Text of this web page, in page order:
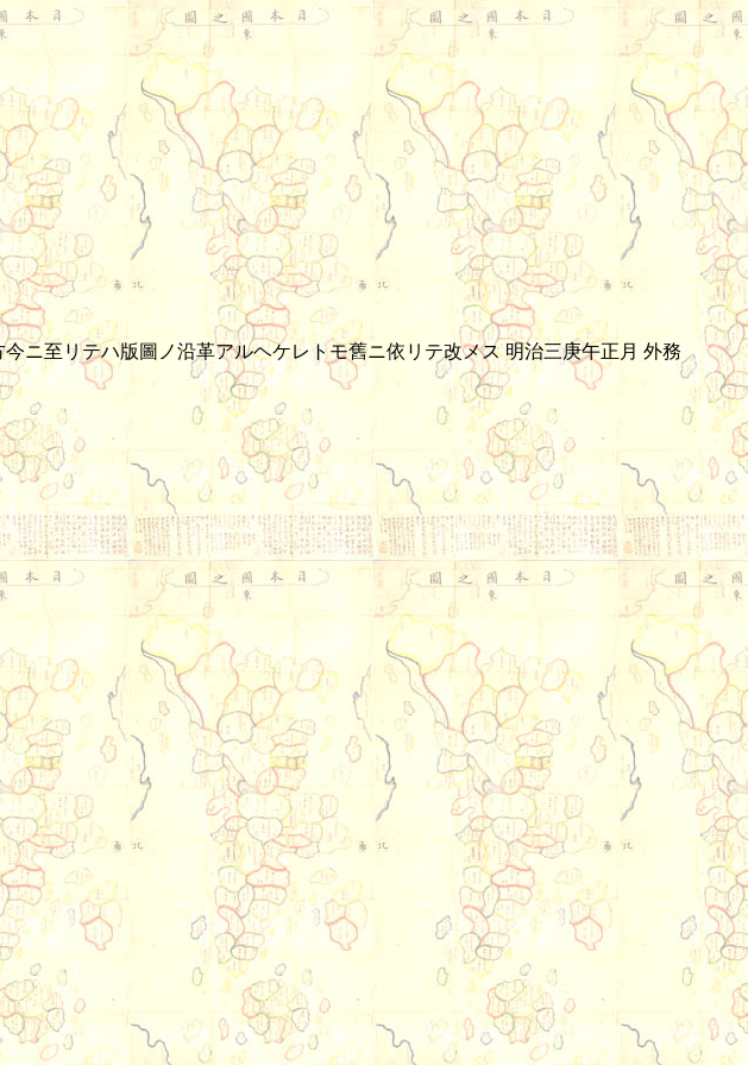
ニ至リテハ版圖ノ沿革アルヘケレトモ舊ニ依リテ改メス 明治三庚午正月 外務